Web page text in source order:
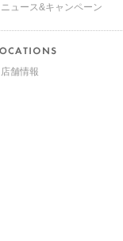
ニュース&キャンペーン
店舗情報